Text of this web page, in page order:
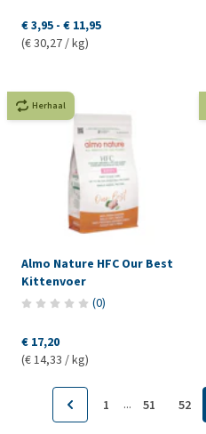
€ 3,95 - € 11,95
(€ 30,27 / kg)
Herhaal
Almo Nature HFC Our Best
Kittenvoer
(0)
€ 17,20
(€ 14,33 / kg)
1 ... 51 52